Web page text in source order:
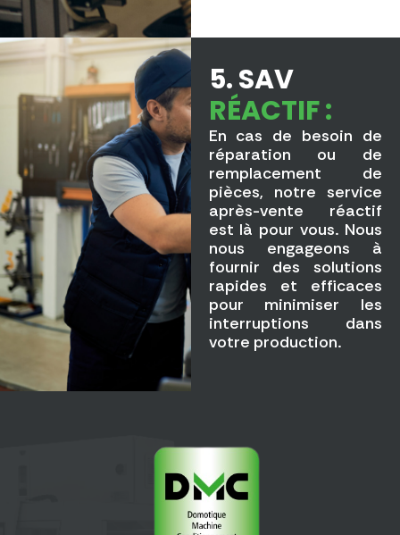
5. SAV
RÉACTIF :
En cas de besoin de
réparation ou de
remplacement de
pièces, notre service
après-vente réactif
est là pour vous. Nous
nous engageons à
fournir des solutions
rapides et efficaces
pour minimiser les
interruptions dans
votre production.